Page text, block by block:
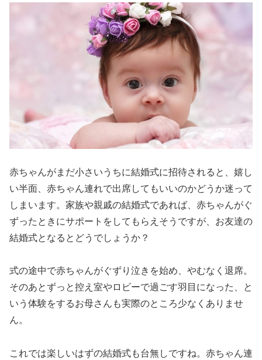
赤ちゃんがまだ小さいうちに結婚式に招待されると、嬉し
い半面、赤ちゃん連れで出席してもいいのかどうか迷って
しまいます。家族や親戚の結婚式であれば、赤ちゃんがぐ
ずったときにサポートをしてもらえそうですが、お友達の
結婚式となるとどうでしょうか？
式の途中で赤ちゃんがぐずり泣きを始め、やむなく退席。
そのあとずっと控え室やロビーで過ごす羽目になった、と
いう体験をするお母さんも実際のところ少なくありませ
ん。
これでは楽しいはずの結婚式も台無しですね。赤ちゃん連